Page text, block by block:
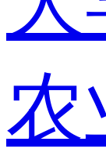
农